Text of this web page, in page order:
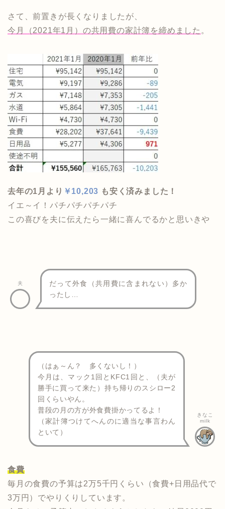
さて、前置きが長くなりましたが、
今月（2021年1月）の共用費の家計簿を締めました 。
去年の1月より ￥10,203 も安く済みました！
イエ～イ！パチパチパチパチ
この喜びを夫に伝えたら一緒に喜んでるかと思いきや
夫
だって外食（共用費に含まれない）多か
ったし…
（はぁ～ん？ 多くないし！）
今月は、マック1回とKFC1回と、（夫が
勝手に買って来た）持ち帰りのスシロー2
回くらいやん。
普段の月の方が外食費掛かってるよ！
（家計簿つけてへんのに適当な事言わん
といて）
きなこ
milk
食費
毎月の食費の予算は2万5千円くらい（食費+日用品代で
3万円）でやりくりしています。